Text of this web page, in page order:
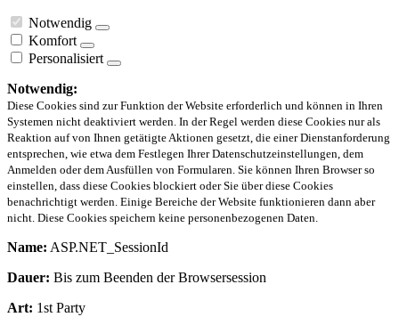
Notwendig
Komfort
Personalisiert
Notwendig:
Diese Cookies sind zur Funktion der Website erforderlich und können in Ihren
Systemen nicht deaktiviert werden. In der Regel werden diese Cookies nur als
Reaktion auf von Ihnen getätigte Aktionen gesetzt, die einer Dienstanforderung
entsprechen, wie etwa dem Festlegen Ihrer Datenschutzeinstellungen, dem
Anmelden oder dem Ausfüllen von Formularen. Sie können Ihren Browser so
einstellen, dass diese Cookies blockiert oder Sie über diese Cookies
benachrichtigt werden. Einige Bereiche der Website funktionieren dann aber
nicht. Diese Cookies speichern keine personenbezogenen Daten.
Name: ASP.NET_SessionId
Dauer: Bis zum Beenden der Browsersession
Art: 1st Party